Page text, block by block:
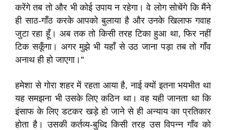
करेंगे तब तो और भी कोई उपाय न रहेगा। वे लोग सोचेंगे कि मैंने
ही साठ-गाँठ करके आपको बुलाया है और उनके खिलाफ गवाह
जुटा रहा हूँ। अब तक तो किसी तरह टिका हुआ था, फिर नहीं
टिक सकूँगा। अगर मुझे भी यहाँ से उठ जाना पड़ा तब तो गाँव
अनाथ ही हो जाएगा।''
हमेशा से गोरा शहर में रहता आया है, नाई क्यों इतना भयभीत था
यह समझना भी उसके लिए कठिन था। वह यही जानता था कि
इंसाफ के लिए डटकर खड़े हो जाने से ही अन्याय का प्रतिकार
होता है। उसकी कर्तव्य-बुध्दि किसी तरह उस विपन्न गाँव को